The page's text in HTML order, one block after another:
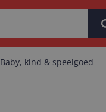
Baby, kind & speelgoed